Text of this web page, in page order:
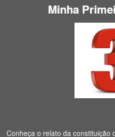
Minha
Conheça o relato da constituição